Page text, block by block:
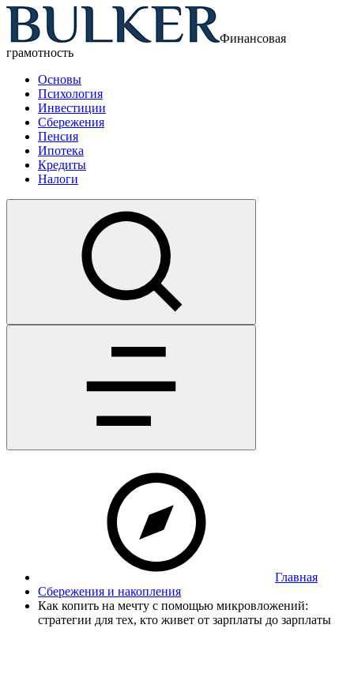
Финансовая
грамотность
Основы
Психология
Инвестиции
Сбережения
Пенсия
Ипотека
Кредиты
Налоги
Главная
Сбережения и накопления
Как копить на мечту с помощью микровложений:
стратегии для тех, кто живет от зарплаты до зарплаты